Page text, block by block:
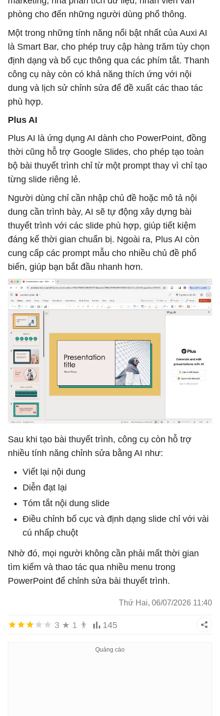
phòng cho đến những người dùng phổ thông.
Một trong những tính năng nổi bật nhất của Auxi AI
là Smart Bar, cho phép truy cập hàng trăm tùy chọn
định dạng và bố cục thông qua các phím tắt. Thanh
công cụ này còn có khả năng thích ứng với nội
dung và lịch sử chỉnh sửa để đề xuất các thao tác
phù hợp.
Plus AI
Plus AI là ứng dụng AI dành cho PowerPoint, đồng
thời cũng hỗ trợ Google Slides, cho phép tạo toàn
bộ bài thuyết trình chỉ từ một prompt thay vì chỉ tạo
từng slide riêng lẻ.
Người dùng chỉ cần nhập chủ đề hoặc mô tả nội
dung cần trình bày, AI sẽ tự động xây dựng bài
thuyết trình với các slide phù hợp, giúp tiết kiệm
đáng kể thời gian chuẩn bị. Ngoài ra, Plus AI còn
cung cấp các prompt mẫu cho nhiều chủ đề phổ
biến, giúp bạn bắt đầu nhanh hơn.
Sau khi tạo bài thuyết trình, công cụ còn hỗ trợ
nhiều tính năng chỉnh sửa bằng AI như:
Viết lại nội dung
Diễn đạt lại
Tóm tắt nội dung slide
Điều chỉnh bố cục và định dạng slide chỉ với vài
cú nhấp chuột
Nhờ đó, mọi người không cần phải mất thời gian
tìm kiếm và thao tác qua nhiều menu trong
PowerPoint để chỉnh sửa bài thuyết trình.
Thứ Hai, 06/07/2026 11:40
3 ★ 1 👨 145